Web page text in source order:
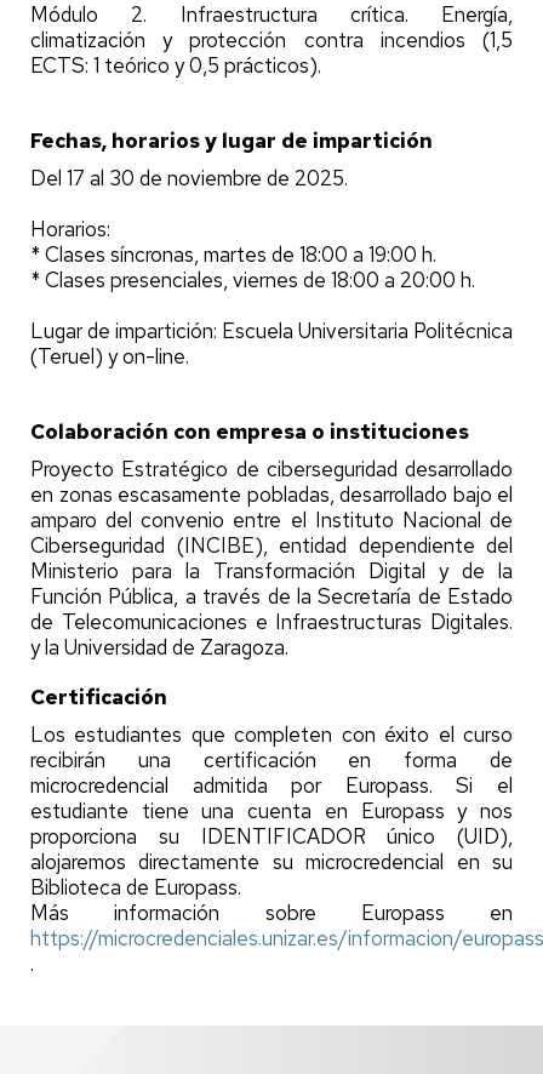
Módulo 2. Infraestructura crítica. Energía,
climatización y protección contra incendios (1,5
ECTS: 1 teórico y 0,5 prácticos).
Fechas, horarios y lugar de impartición
Del 17 al 30 de noviembre de 2025.
Horarios:
* Clases síncronas, martes de 18:00 a 19:00 h.
* Clases presenciales, viernes de 18:00 a 20:00 h.
Lugar de impartición: Escuela Universitaria Politécnica
(Teruel) y on-line.
Colaboración con empresa o instituciones
Proyecto Estratégico de ciberseguridad desarrollado
en zonas escasamente pobladas, desarrollado bajo el
amparo del convenio entre el Instituto Nacional de
Ciberseguridad (INCIBE), entidad dependiente del
Ministerio para la Transformación Digital y de la
Función Pública, a través de la Secretaría de Estado
de Telecomunicaciones e Infraestructuras Digitales.
y la Universidad de Zaragoza.
Certificación
Los estudiantes que completen con éxito el curso
recibirán una certificación en forma de
microcredencial admitida por Europass. Si el
estudiante tiene una cuenta en Europass y nos
proporciona su IDENTIFICADOR único (UID),
alojaremos directamente su microcredencial en su
Biblioteca de Europass.
Más información sobre Europass en
https://microcredenciales.unizar.es/informacion/europass
.